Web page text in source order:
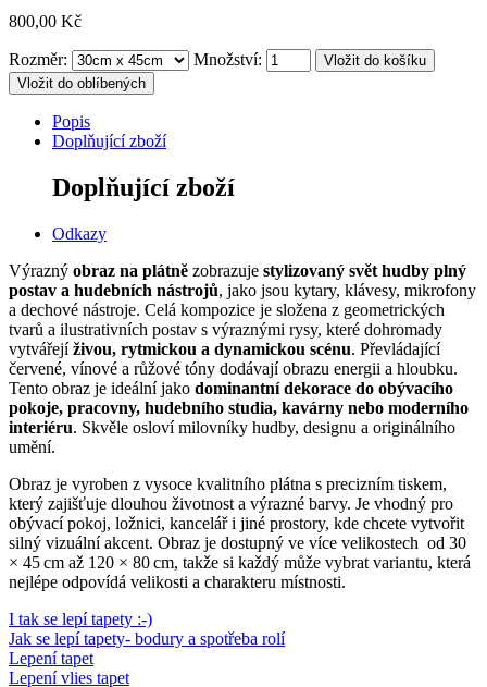
800,00 Kč
Rozměr: Množství:
Vložit do oblíbených
Popis
Doplňující zboží
Doplňující zboží
Odkazy
Výrazný obraz na plátně zobrazuje stylizovaný svět hudby plný
postav a hudebních nástrojů, jako jsou kytary, klávesy, mikrofony
a dechové nástroje. Celá kompozice je složena z geometrických
tvarů a ilustrativních postav s výraznými rysy, které dohromady
vytvářejíživou, rytmickou a dynamickou scénu. Převládající
červené, vínové a růžové tóny dodávají obrazu energii a hloubku.
Tento obraz je ideální jako dominantní dekorace do obývacího
pokoje, pracovny, hudebního studia, kavárny nebo moderního
interiéru. Skvěle osloví milovníky hudby, designu a originálního
umění.
Obraz je vyroben z vysoce kvalitního plátna s precizním tiskem,
který zajišťuje dlouhou životnost a výrazné barvy. Je vhodný pro
obývací pokoj, ložnici, kancelář i jiné prostory, kde chcete vytvořit
silný vizuální akcent. Obraz je dostupný ve více velikostech od 30
× 45 cm až 120 × 80 cm, takže si každý může vybrat variantu, která
nejlépe odpovídá velikosti a charakteru místnosti.
I tak se lepí tapety :-)
Jak se lepí tapety- bodury a spotřeba rolí
Lepení tapet
Lepení vlies tapet